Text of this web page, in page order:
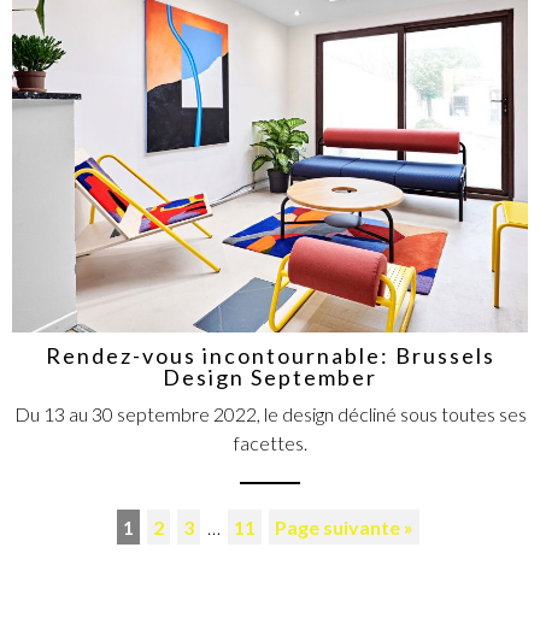
Rendez-vous incontournable: Brussels
Design September
Du 13 au 30 septembre 2022, le design décliné sous toutes ses
facettes.
1 2 3 … 11 Page suivante »